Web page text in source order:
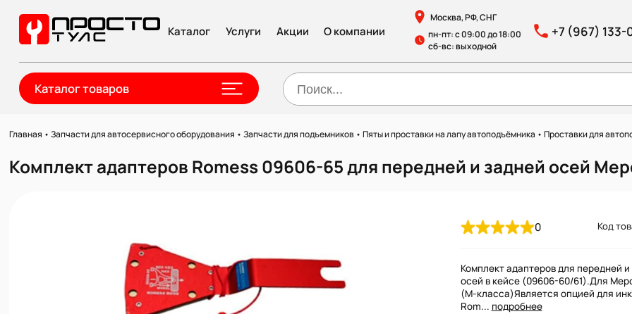
Каталог Услуги Акции О компании
Москва, РФ, СНГ
пн-пт: с 09:00 до 18:00
сб-вс: выходной
+7 (967) 133-
Каталог товаров
Главная •Запчасти для автосервисного оборудования •Запчасти для подъемников •Пяты и проставки на лапу автоподъёмника •Проставки для
Комплект адаптеров Romess 09606-65 для передней и задней осей
0 Код
Комплект адаптеров для передней и
осей в кейсе (09606-60/61).Для
(M-класса)Является опцией для
Rom... подробнее